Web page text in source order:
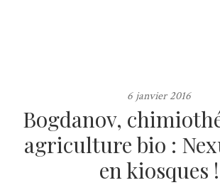
6 janvier 2016
Bogdanov,
agriculture bio :
en kiosques !